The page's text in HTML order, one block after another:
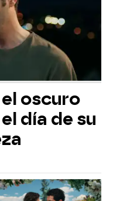
oscuro
día de su